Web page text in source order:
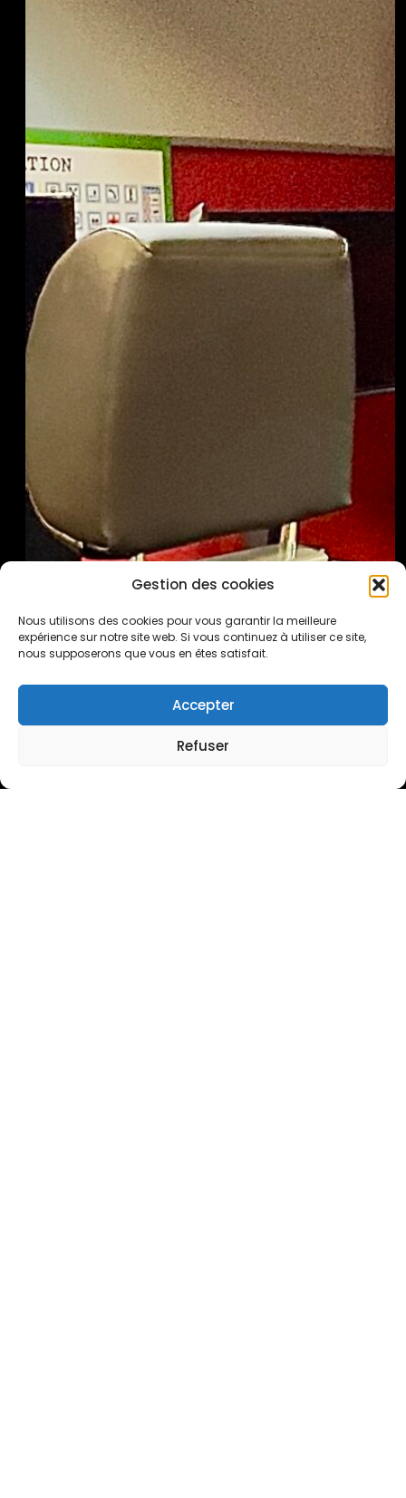
Gestion des cookies
Nous utilisons des cookies pour vous garantir la meilleure
expérience sur notre site web. Si vous continuez à utiliser ce site,
nous supposerons que vous en êtes satisfait.
Accepter
Refuser